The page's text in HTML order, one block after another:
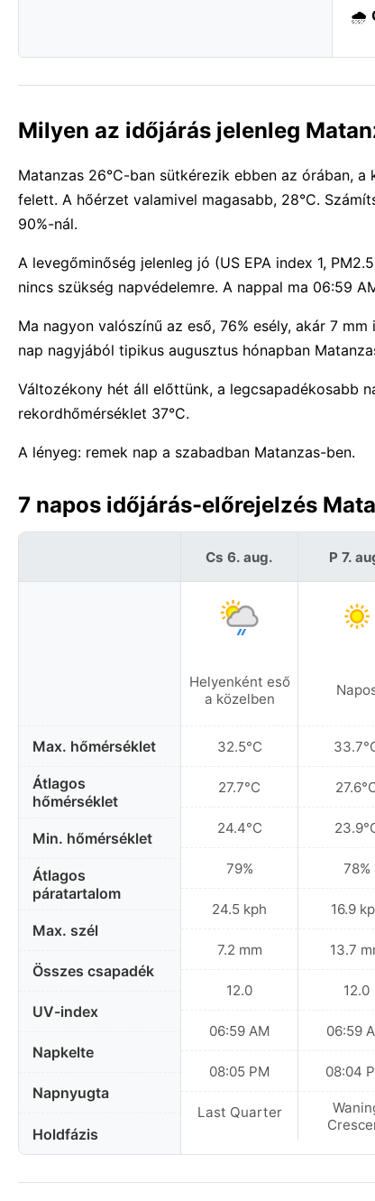
🌧️
Milyen az időjárás jelenleg
Matanzas 26°C-ban sütkérezik ebben az órában,
felett. A hőérzet valamivel magasabb, 28°C.
90%-nál.
A levegőminőség jelenleg jó (US EPA index 1,
nincs szükség napvédelemre. A nappal ma 06:59
Ma nagyon valószínű az eső, 76% esély, akár 7
nap nagyjából tipikus augusztus hónapban
Változékony hét áll előttünk, a legcsapadékosabb
rekordhőmérséklet 37°C.
A lényeg: remek nap a szabadban Matanzas-ben.
7 napos időjárás-előrejelzés
Max. hőmérséklet
Átlagos
hőmérséklet
Min. hőmérséklet
Átlagos
páratartalom
Max. szél
Összes csapadék
UV-index
Napkelte
Napnyugta
Holdfázis
Cs 6. aug.
Helyenként eső
a közelben
32.5°C
27.7°C
24.4°C
79%
24.5 kph
7.2 mm
12.0
06:59 AM
08:05 PM
Last Quarter
P 7.
78%
16.9
13.7
12.0
06:59
08:04